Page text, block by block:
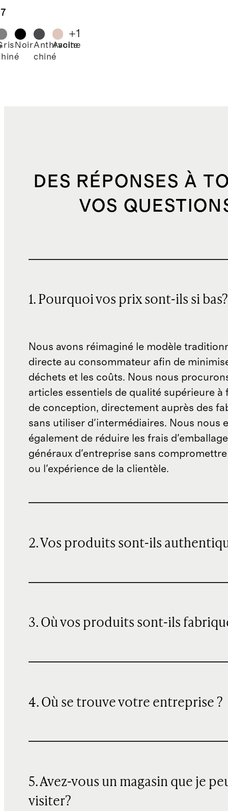
NoirAnthracite
chiné
Avoine
+1
DES RÉPONSES À
VOS
1. Pourquoi vos prix sont-ils si bas?
Nous avons réimaginé le modèle
directe au consommateur afin de
déchets et les coûts. Nous nous
articles essentiels de qualité supérieure à
de conception, directement auprès des
sans utiliser d'intermédiaires. Nous nous
également de réduire les frais
généraux d'entreprise sans
ou l'expérience de la clientèle.
2. Vos produits sont-ils
3. Où vos produits sont-ils
4. Où se trouve votre entreprise ?
5. Avez-vous un magasin que je
visiter?